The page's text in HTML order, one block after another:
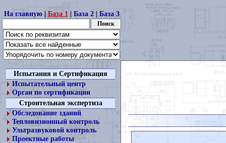
На главную| База 1| База 2| База 3
Испытания и Сертификация
Испытательный центр
Орган по сертификации
Строительная экспертиза
Обследование зданий
Тепловизионный контроль
Ультразвуковой контроль
Проектные работы